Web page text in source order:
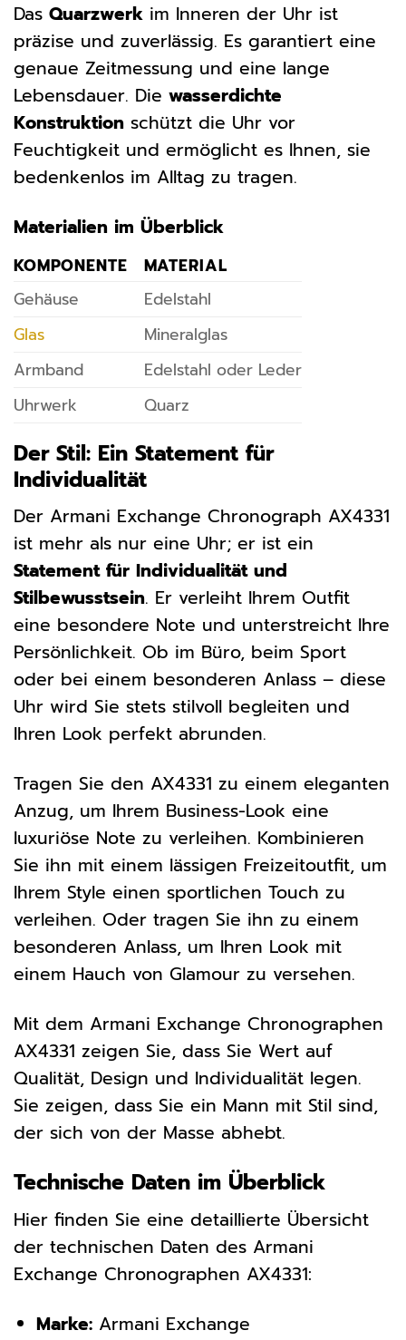
Das Quarzwerk im Inneren der Uhr ist
präzise und zuverlässig. Es garantiert eine
genaue Zeitmessung und eine lange
Lebensdauer. Die wasserdichte
Konstruktion schützt die Uhr vor
Feuchtigkeit und ermöglicht es Ihnen, sie
bedenkenlos im Alltag zu tragen.
Materialien im Überblick
KOMPONENTE
MATERIAL
Gehäuse
Edelstahl
Glas
Mineralglas
Armband
Edelstahl oder Leder
Uhrwerk
Quarz
Der Stil: Ein Statement für
Individualität
Der Armani Exchange Chronograph AX4331
ist mehr als nur eine Uhr; er ist ein
Statement für Individualität und
Stilbewusstsein. Er verleiht Ihrem Outfit
eine besondere Note und unterstreicht Ihre
Persönlichkeit. Ob im Büro, beim Sport
oder bei einem besonderen Anlass – diese
Uhr wird Sie stets stilvoll begleiten und
Ihren Look perfekt abrunden.
Tragen Sie den AX4331 zu einem eleganten
Anzug, um Ihrem Business-Look eine
luxuriöse Note zu verleihen. Kombinieren
Sie ihn mit einem lässigen Freizeitoutfit, um
Ihrem Style einen sportlichen Touch zu
verleihen. Oder tragen Sie ihn zu einem
besonderen Anlass, um Ihren Look mit
einem Hauch von Glamour zu versehen.
Mit dem Armani Exchange Chronographen
AX4331 zeigen Sie, dass Sie Wert auf
Qualität, Design und Individualität legen.
Sie zeigen, dass Sie ein Mann mit Stil sind,
der sich von der Masse abhebt.
Technische Daten im Überblick
Hier finden Sie eine detaillierte Übersicht
der technischen Daten des Armani
Exchange Chronographen AX4331:
Marke:Armani Exchange